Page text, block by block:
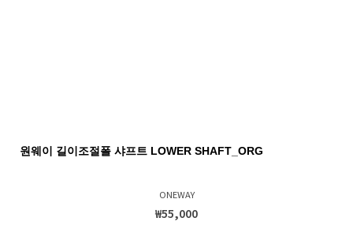
원웨이 길이조절폴 샤프트 LOWER SHAFT_ORG
ONEWAY
₩55,000